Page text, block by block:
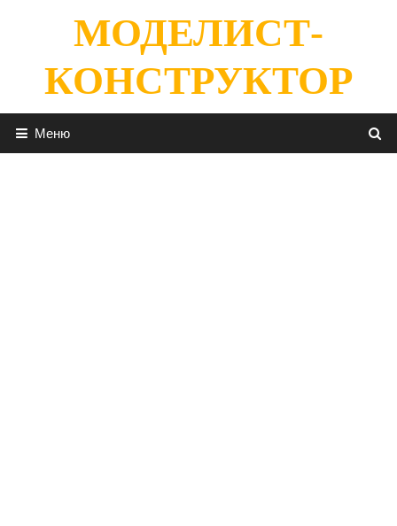
содержимомуМОДЕЛИСТ-
КОНСТРУКТОР
Меню